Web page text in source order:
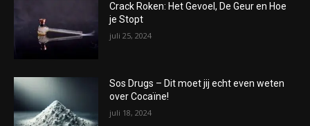
Crack Roken: Het Gevoel, De Geur en Hoe
je Stopt
juli 25, 2024
Sos Drugs – Dit moet jij echt even weten
over Cocaïne!
juli 18, 2024